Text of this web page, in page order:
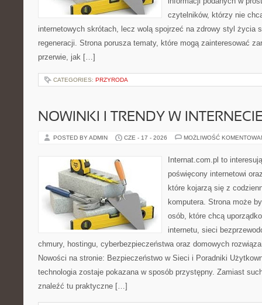
czytelników, którzy nie
internetowych skrótach, lecz wolą spojrzeć na zdrowy styl życia
regeneracji. Strona porusza tematy, które mogą zainteresować
przerwie, jak […]
CATEGORIES: PRZYRODA
NOWINKI I TRENDY W
POSTED BY ADMIN CZE - 17 - 2026 MOŻLIWOŚĆ
Internat.com.pl to
poświęcony internetowi
które kojarzą się z
komputera. Strona może
osób, które chcą
internetu, sieci
chmury, hostingu, cyberbezpieczeństwa oraz domowych
Nowości na stronie: Bezpieczeństwo w Sieci i Poradniki
technologia zostaje pokazana w sposób przystępny. Zamiast
znaleźć tu praktyczne […]